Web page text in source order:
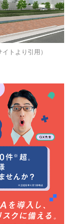
トより引用）